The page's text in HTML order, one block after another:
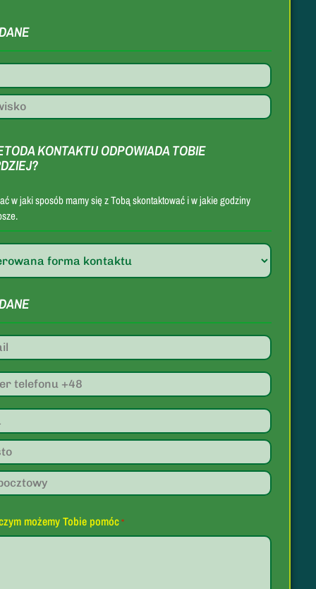
KONTAKTU ODPOWIADA TOBIE
w jaki sposób mamy się z Tobą skontaktować i w jakie godziny
możemy Tobie pomóc *